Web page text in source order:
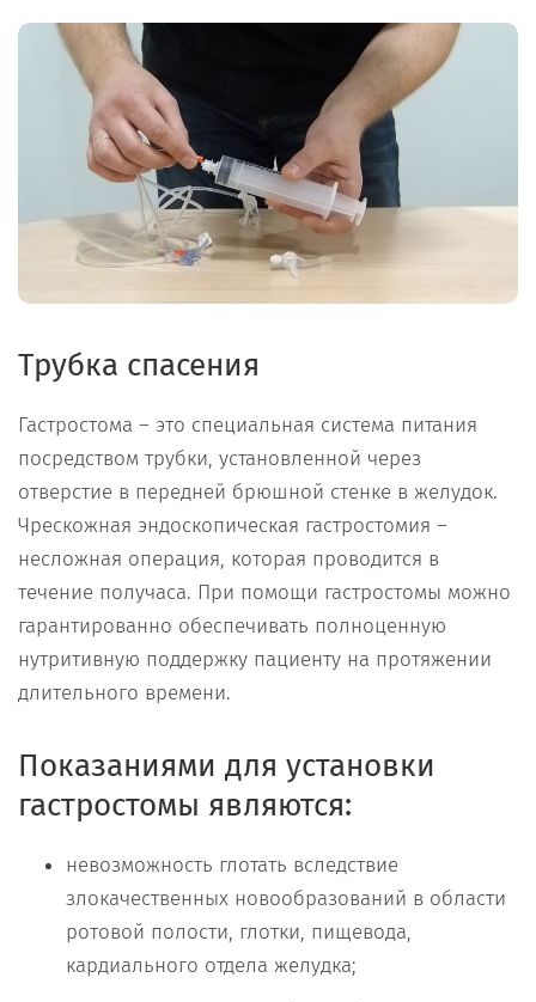
Трубка спасения
Гастростома – это специальная система питания
посредством трубки, установленной через
отверстие в передней брюшной стенке в желудок.
Чрескожная эндоскопическая гастростомия –
несложная операция, которая проводится в
течение получаса. При помощи гастростомы можно
гарантированно обеспечивать полноценную
нутритивную поддержку пациенту на протяжении
длительного времени.
Показаниями для установки
гастростомы являются:
невозможность глотать вследствие
злокачественных новообразований в области
ротовой полости, глотки, пищевода,
кардиального отдела желудка;